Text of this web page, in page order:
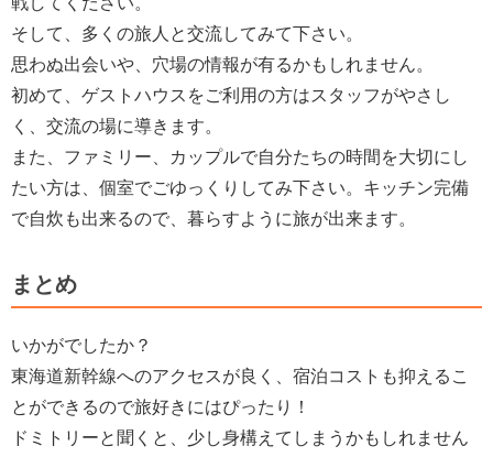
そして、多くの旅人と交流してみて下さい。
思わぬ出会いや、穴場の情報が有るかもしれません。
初めて、ゲストハウスをご利用の方はスタッフがやさし
く、交流の場に導きます。
また、ファミリー、カップルで自分たちの時間を大切にし
たい方は、個室でごゆっくりしてみ下さい。キッチン完備
で自炊も出来るので、暮らすように旅が出来ます。
まとめ
いかがでしたか？
東海道新幹線へのアクセスが良く、宿泊コストも抑えるこ
とができるので旅好きにはぴったり！
ドミトリーと聞くと、少し身構えてしまうかもしれません